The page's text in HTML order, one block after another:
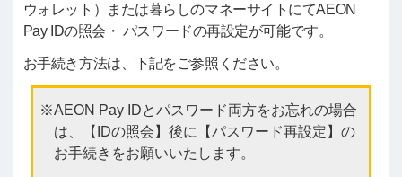
ウォレット）または暮らしのマネーサイトにてAEON
Pay IDの照会・ パスワードの再設定が可能です。
お手続き方法は、下記をご参照ください。
AEON Pay IDとパスワード両方をお忘れの場合
は、【IDの照会】後に【パスワード再設定】の
お手続きをお願いいたします。